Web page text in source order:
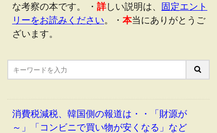
な考察の本です。 ・ 詳しい説明は、 固定エント
リーをお読みください。・ 本当にありがとうご
ざいます。
消費税減税、韓国側の報道は・・「財源が
～」「コンビニで買い物が安くなる」など